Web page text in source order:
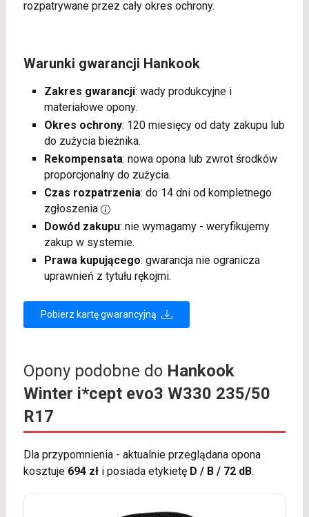
rozpatrywane przez cały okres ochrony.
Warunki gwarancji Hankook
Zakres gwarancji: wady produkcyjne i
materiałowe opony.
Okres ochrony: 120 miesięcy od daty zakupu lub
do zużycia bieżnika.
Rekompensata: nowa opona lub zwrot środków
proporcjonalny do zużycia.
Czas rozpatrzenia: do 14 dni od kompletnego
zgłoszenia
Dowód zakupu: nie wymagamy - weryfikujemy
zakup w systemie.
Prawa kupującego: gwarancja nie ogranicza
uprawnień z tytułu rękojmi.
Pobierz kartę gwarancyjną
Opony podobne do Hankook
Winter i*cept evo3 W330 235/50
R17
Dla przypomnienia - aktualnie przeglądana opona
kosztuje 694 złi posiada etykietę D / B / 72 dB.